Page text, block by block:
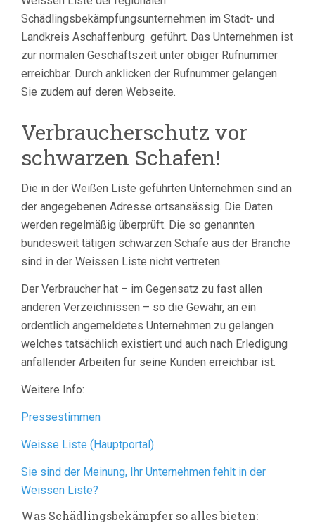
Schädlingsbekämpfungsunternehmen im Stadt- und
Landkreis Aschaffenburg geführt. Das Unternehmen ist
zur normalen Geschäftszeit unter obiger Rufnummer
erreichbar. Durch anklicken der Rufnummer gelangen
Sie zudem auf deren Webseite.
Verbraucherschutz vor
schwarzen Schafen!
Die in der Weißen Liste geführten Unternehmen sind an
der angegebenen Adresse ortsansässig. Die Daten
werden regelmäßig überprüft. Die so genannten
bundesweit tätigen schwarzen Schafe aus der Branche
sind in der Weissen Liste nicht vertreten.
Der Verbraucher hat – im Gegensatz zu fast allen
anderen Verzeichnissen – so die Gewähr, an ein
ordentlich angemeldetes Unternehmen zu gelangen
welches tatsächlich existiert und auch nach Erledigung
anfallender Arbeiten für seine Kunden erreichbar ist.
Weitere Info:
Pressestimmen
Weisse Liste (Hauptportal)
Sie sind der Meinung, Ihr Unternehmen fehlt in der
Weissen Liste?
Was Schädlingsbekämpfer so alles bieten: